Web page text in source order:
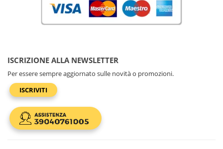
ISCRIZIONE ALLA NEWSLETTER
Per essere sempre aggiornato sulle novità o promozioni.
ISCRIVITI